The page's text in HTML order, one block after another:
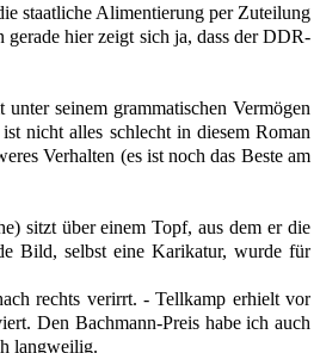
staatliche Alimentierung per Zuteilung
hier zeigt sich ja, dass der DDR-
seinem grammatischen Vermögen
nicht alles schlecht in diesem Roman
Verhalten (es ist noch das Beste am
sitzt über einem Topf, aus dem er die
Bild, selbst eine Karikatur, wurde für
rechts verirrt. - Tellkamp erhielt vor
Den Bachmann-Preis habe ich auch
langweilig.